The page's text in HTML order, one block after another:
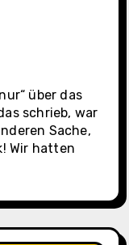
über das
schrieb, war
Sache,
Wir hatten